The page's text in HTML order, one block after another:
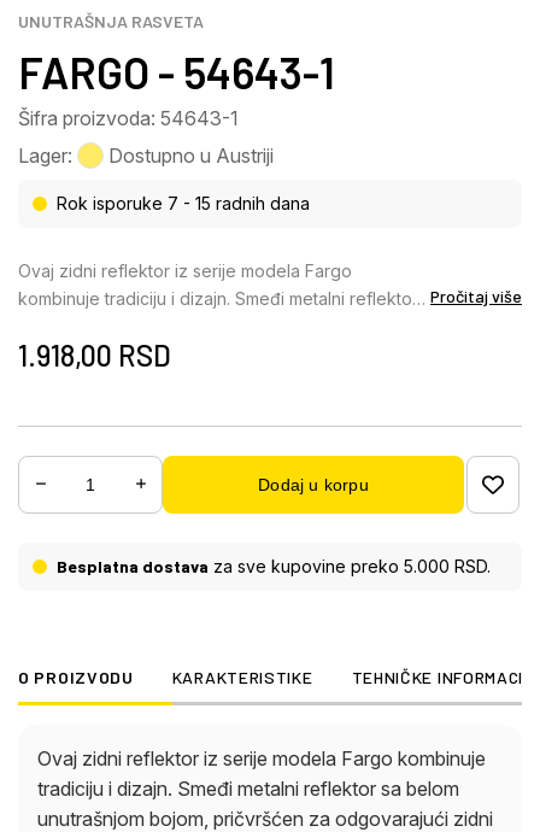
UNUTRAŠNJA RASVETA
FARGO - 54643-1
Šifra proizvoda: 54643-1
Lager:
Dostupno u Austriji
Rok isporuke 7 - 15 radnih dana
Ovaj zidni reflektor iz serije modela Fargo
kombinuje tradiciju i dizajn. Smeđi metalni reflektor
odgovarajući zidni zaštitni ekran, opremljen je
preporučujemo LED lampe. Sa drugim lampama iste
serije modela možete upotpuniti sliku u svom
dnevnom boravku.
Pročitaj više
1.918,00 RSD
Dodaj u korpu
Besplatna dostava za sve kupovine preko 5.000 RSD.
O PROIZVODU KARAKTERISTIKE TEHNIČKE
Ovaj zidni reflektor iz serije modela Fargo kombinuje
tradiciju i dizajn. Smeđi metalni reflektor sa belom
unutrašnjom bojom, pričvršćen za odgovarajući zidni